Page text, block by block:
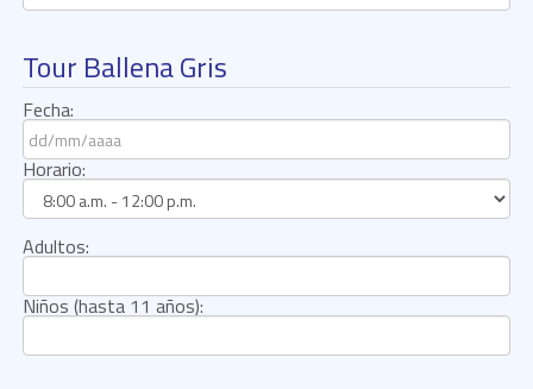
Tour Ballena Gris
Fecha:
Horario:
Adultos:
Niños (hasta 11 años):